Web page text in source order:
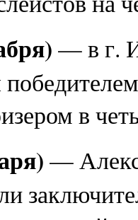
— в г.
в
—